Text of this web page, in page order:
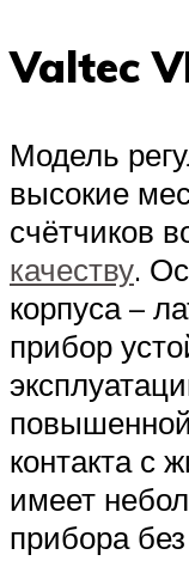
Valtec
Модель
высокие
счётчиков
качеству.
корпуса –
прибор
контакта с
имеет
прибора